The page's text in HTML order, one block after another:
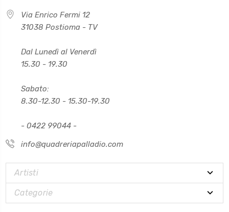
Via Enrico Fermi 12
31038 Postioma - TV
Dal Lunedì al Venerdì
15.30 - 19.30
Sabato:
8.30-12.30 - 15.30-19.30
- 0422 99044 -
info@quadreriapalladio.com
Artisti
Categorie